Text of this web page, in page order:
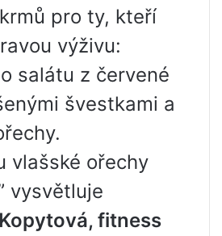
pro ty, kteří
výživu:
salátu z červené
švestkami a
vlašské ořechy
vysvětluje
fitness